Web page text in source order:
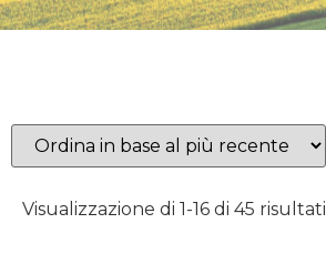
Visualizzazione di 1-16 di 45 risultati